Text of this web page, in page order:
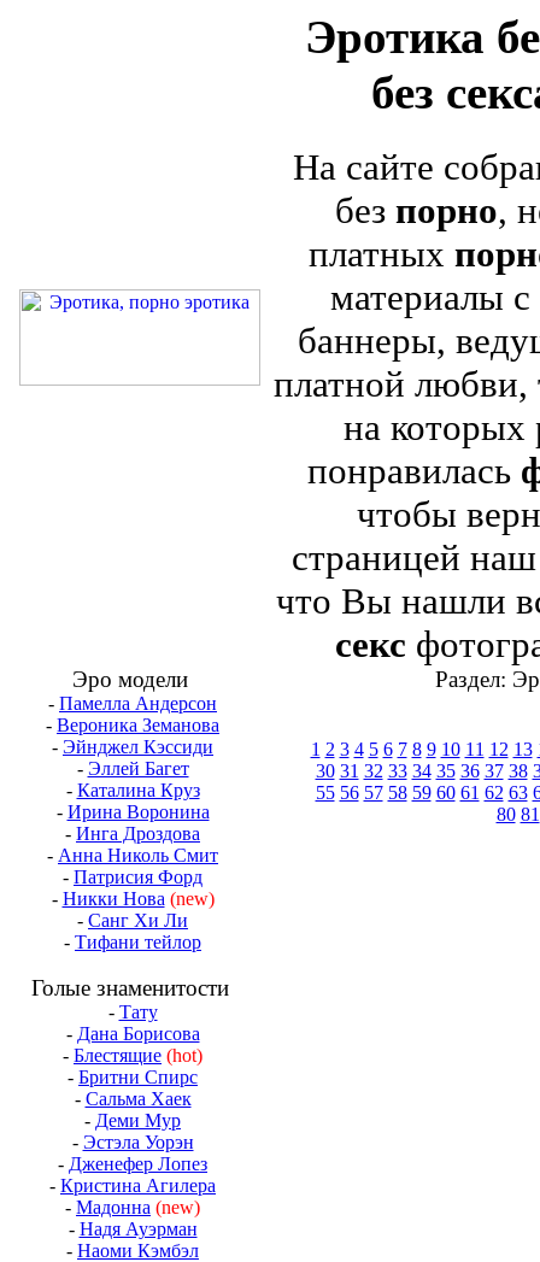
Эротика
без
На сайте
без порно,
платных
материалы
баннеры,
платной любви,
на
понравилась
чтобы
страницей
что Вы нашли
секс
Эро модели
- Памелла Андерсон
- Вероника Земанова
- Эйнджел Кэссиди
- Эллей Багет
- Каталина Круз
- Ирина Воронина
- Инга Дроздова
- Анна Николь Смит
- Патрисия Форд
- Никки Нова (new)
- Санг Хи Ли
- Тифани тейлор
Голые знаменитости
- Тату
- Дана Борисова
- Блестящие (hot)
- Бритни Спирс
- Сальма Хаек
- Деми Мур
- Эстэла Уорэн
- Дженефер Лопез
- Кристина Агилера
- Мадонна (new)
- Надя Ауэрман
- Наоми Кэмбэл
Раздел:
1 2 3 4 5 6 7 8 9 10 11 12 13
30 31 32 33 34 35 36 37 38
55 56 57 58 59 60 61 62 63
80 81